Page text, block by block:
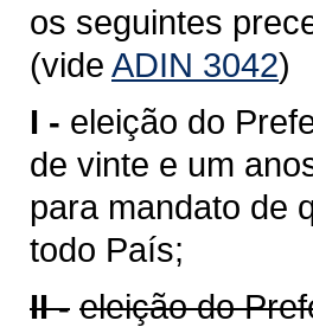
os seguintes
(vide ADIN 3042)
I - eleição do
de vinte e um
para mandato de
todo País;
II - eleição do